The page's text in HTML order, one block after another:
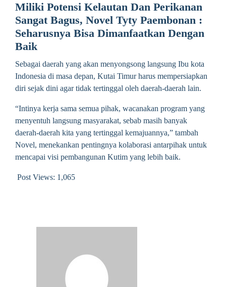
Miliki Potensi Kelautan Dan Perikanan
Sangat Bagus, Novel Tyty Paembonan :
Seharusnya Bisa Dimanfaatkan Dengan
Baik
Sebagai daerah yang akan menyongsong langsung Ibu kota
Indonesia di masa depan, Kutai Timur harus mempersiapkan
diri sejak dini agar tidak tertinggal oleh daerah-daerah lain.
“Intinya kerja sama semua pihak, wacanakan program yang
menyentuh langsung masyarakat, sebab masih banyak
daerah-daerah kita yang tertinggal kemajuannya,” tambah
Novel, menekankan pentingnya kolaborasi antarpihak untuk
mencapai visi pembangunan Kutim yang lebih baik.
Post Views: 1,065